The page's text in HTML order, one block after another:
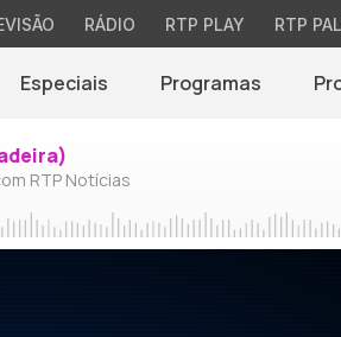
RÁDIO RTP PLAY RTP
Especiais Programas
RTP Notícias